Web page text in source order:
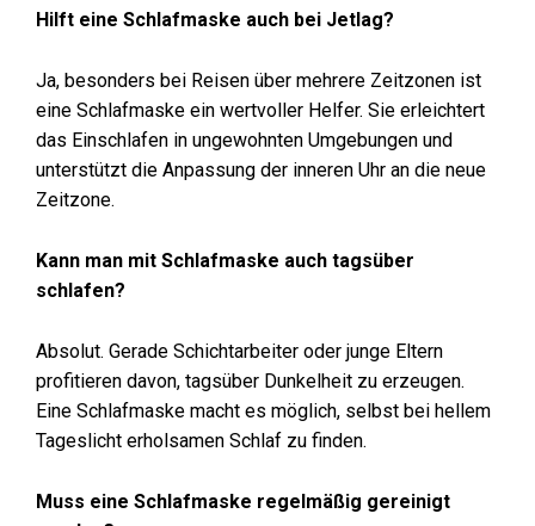
Hilft eine Schlafmaske auch bei Jetlag?
Ja, besonders bei Reisen über mehrere Zeitzonen ist
eine Schlafmaske ein wertvoller Helfer. Sie erleichtert
das Einschlafen in ungewohnten Umgebungen und
unterstützt die Anpassung der inneren Uhr an die neue
Zeitzone.
Kann man mit Schlafmaske auch tagsüber
schlafen?
Absolut. Gerade Schichtarbeiter oder junge Eltern
profitieren davon, tagsüber Dunkelheit zu erzeugen.
Eine Schlafmaske macht es möglich, selbst bei hellem
Tageslicht erholsamen Schlaf zu finden.
Muss eine Schlafmaske regelmäßig gereinigt